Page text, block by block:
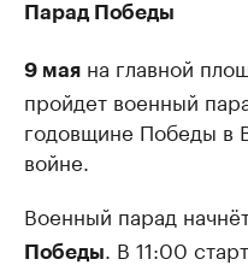
Парад Победы
9 мая на главной
пройдет военный
годовщине Победы в
войне.
Военный парад
Победы
. В 11:00